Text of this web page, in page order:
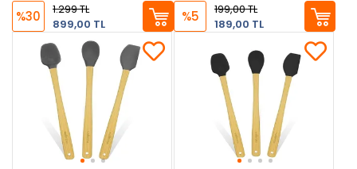
%30
1.299 TL
899,00 TL
%5
199,00 TL
189,00 TL